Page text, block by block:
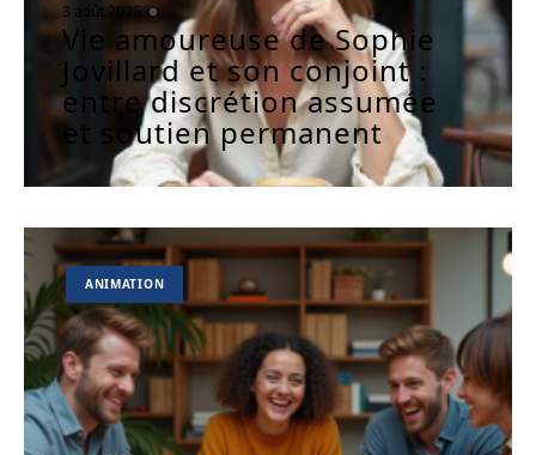
3 août 2026
Vie amoureuse de Sophie
Jovillard et son conjoint :
entre discrétion assumée
et soutien permanent
ANIMATION